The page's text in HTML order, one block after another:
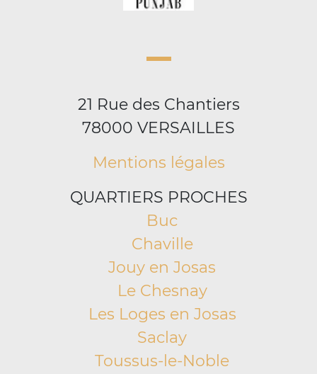
21 Rue des Chantiers
78000 VERSAILLES
Mentions légales
QUARTIERS PROCHES
Buc
Chaville
Jouy en Josas
Le Chesnay
Les Loges en Josas
Saclay
Toussus-le-Noble